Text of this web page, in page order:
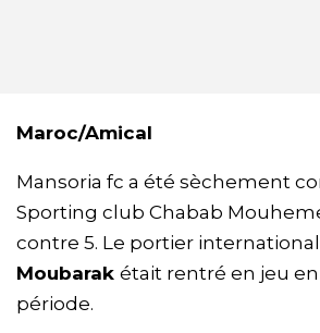
Maroc/Amical
Mansoria fc a été sèchement
Sporting club Chabab
contre 5. Le portier
Moubarak était rentré en jeu
période.